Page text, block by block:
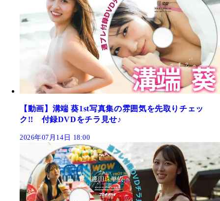
【動画】溝端 葵1st写真集の雰囲気を先取りチェッ
ク!! 付録DVDをチラ見せ♪
2026年07月14日 18:00